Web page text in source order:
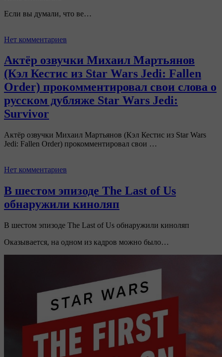
Если вы думали, что ве…
Нет комментариев
Актёр озвучки Михаил Мартьянов
(Кэл Кестис из Star Wars Jedi: Fallen
Order) прокомментировал свои слова о
русском дубляже Star Wars Jedi:
Survivor
Актёр озвучки Михаил Мартьянов (Кэл Кестис из Star Wars
Jedi: Fallen Order) прокомментировал свои …
Нет комментариев
В шестом эпизоде The Last of Us
обнаружили киноляп
В шестом эпизоде The Last of Us обнаружили киноляп
Оказывается, на одном из кадров можно было…